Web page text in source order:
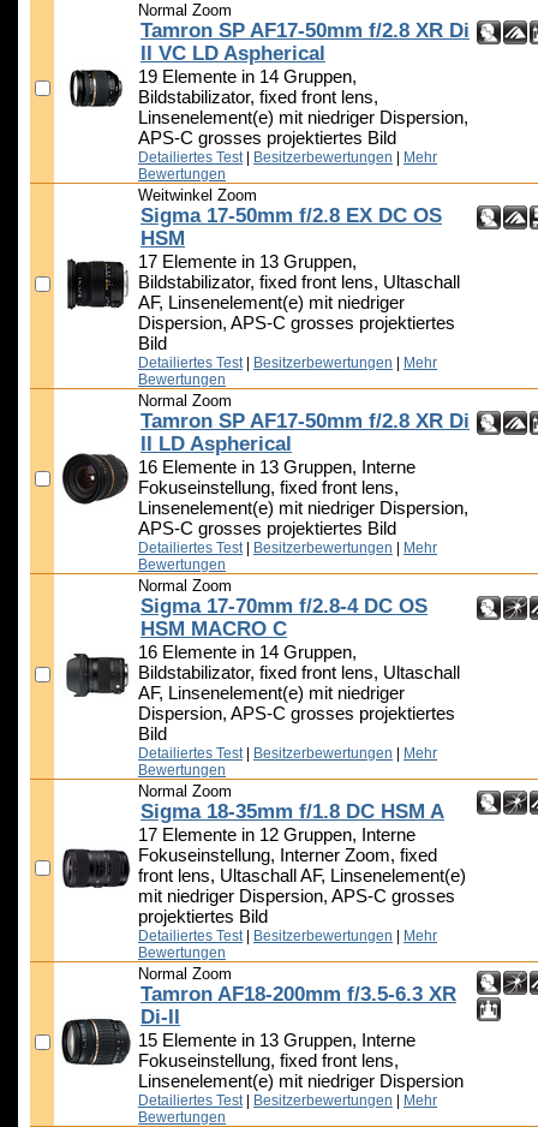
Normal Zoom
Tamron SP AF17-50mm f/2.8 XR Di
II VC LD Aspherical
19 Elemente in 14 Gruppen,
Bildstabilizator, fixed front lens,
Linsenelement(e) mit niedriger Dispersion,
APS-C grosses projektiertes Bild
Detailiertes Test Besitzerbewertungen
Mehr
Bewertungen
Weitwinkel Zoom
Sigma 17-50mm f/2.8 EX DC OS
HSM
17 Elemente in 13 Gruppen,
Bildstabilizator, fixed front lens, Ultaschall
AF, Linsenelement(e) mit niedriger
Dispersion, APS-C grosses projektiertes
Bild
Detailiertes Test Besitzerbewertungen
Mehr
Bewertungen
Normal Zoom
Tamron SP AF17-50mm f/2.8 XR Di
II LD Aspherical
16 Elemente in 13 Gruppen, Interne
Fokuseinstellung, fixed front lens,
Linsenelement(e) mit niedriger Dispersion,
APS-C grosses projektiertes Bild
Detailiertes Test Besitzerbewertungen
Mehr
Bewertungen
Normal Zoom
Sigma 17-70mm f/2.8-4 DC OS
HSM MACRO C
16 Elemente in 14 Gruppen,
Bildstabilizator, fixed front lens, Ultaschall
AF, Linsenelement(e) mit niedriger
Dispersion, APS-C grosses projektiertes
Bild
Detailiertes Test Besitzerbewertungen
Mehr
Bewertungen
Normal Zoom
Sigma 18-35mm f/1.8 DC HSM A
17 Elemente in 12 Gruppen, Interne
Fokuseinstellung, Interner Zoom, fixed
front lens, Ultaschall AF, Linsenelement(e)
mit niedriger Dispersion, APS-C grosses
projektiertes Bild
Detailiertes Test Besitzerbewertungen
Mehr
Bewertungen
Normal Zoom
Tamron AF18-200mm f/3.5-6.3 XR
Di-II
15 Elemente in 13 Gruppen, Interne
Fokuseinstellung, fixed front lens,
Linsenelement(e) mit niedriger Dispersion
Detailiertes Test Besitzerbewertungen
Mehr
Bewertungen